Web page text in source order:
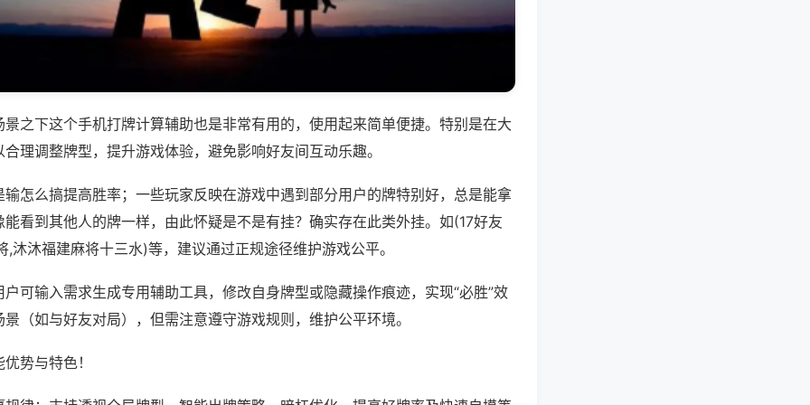
之下这个手机打牌计算辅助也是非常有用的，使用起来简单便捷。特别是在大
理调整牌型，提升游戏体验，避免影响好友间互动乐趣。
怎么搞提高胜率；一些玩家反映在游戏中遇到部分用户的牌特别好，总是能拿
看到其他人的牌一样，由此怀疑是不是有挂？确实存在此类外挂。如(17好友
,沐沐福建麻将十三水)等，建议通过正规途径维护游戏公平。
可输入需求生成专用辅助工具，修改自身牌型或隐藏操作痕迹，实现“必胜”效
（如与好友对局），但需注意遵守游戏规则，维护公平环境。
势与特色！